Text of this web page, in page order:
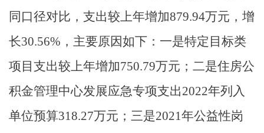
同口径对比，支出较上年增加879.94万元，增
长30.56%，主要原因如下：一是特定目标类
项目支出较上年增加750.79万元；二是住房公
积金管理中心发展应急专项支出2022年列入
单位预算318.27万元；三是2021年公益性岗